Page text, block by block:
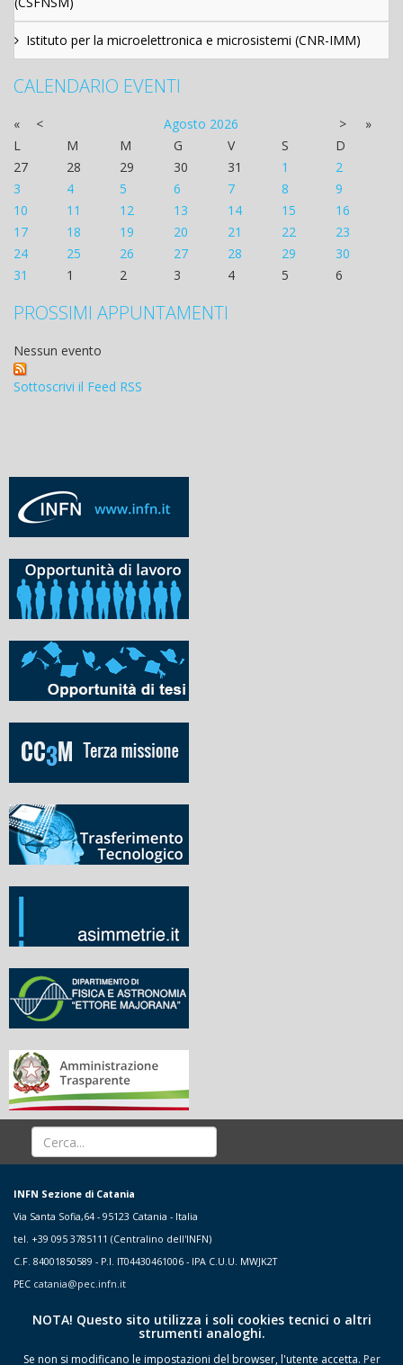
Istituto per la microelettronica e microsistemi (CNR-IMM)
CALENDARIO EVENTI
« < Agosto 2026 >
»
L
M M G V S
D
27
28 29 30 31 1
2
3
4 5 6 7 8
9
10
11 12 13 14 15
16
17
18 19 20 21 22
23
24
25 26 27 28 29
30
31
1 2 3 4 5 6
PROSSIMI APPUNTAMENTI
Nessun evento
Sottoscrivi il Feed RSS
INFN Sezione di Catania
Via Santa Sofia,64 - 95123 Catania - Italia
tel. +39 095 3785111 (Centralino dell'INFN)
C.F. 84001850589 - P.I. IT04430461006 - IPA C.U.U. MWJK2T
PEC catania@pec.infn.it
NOTA! Questo sito utilizza i soli cookies tecnici o altri
strumenti analoghi.
Se non si modificano le impostazioni del browser, l'utente accetta. Per